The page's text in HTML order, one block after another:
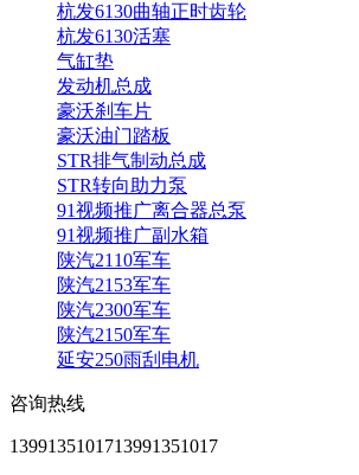
杭发6130曲轴正时齿轮
杭发6130活塞
气缸垫
发动机总成
豪沃刹车片
豪沃油门踏板
STR排气制动总成
STR转向助力泵
91视频推广离合器总泵
91视频推广副水箱
陕汽2110军车
陕汽2153军车
陕汽2300军车
陕汽2150军车
延安250雨刮电机
咨询热线
1399135101713991351017